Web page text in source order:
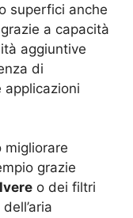
superfici anche
a capacità
aggiuntive
di
applicazioni
migliorare
grazie
o dei filtri